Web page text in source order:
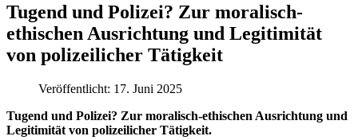
Tugend und Polizei? Zur moralisch-
ethischen Ausrichtung und Legitimität
von polizeilicher Tätigkeit
Veröffentlicht: 17. Juni 2025
Tugend und Polizei? Zur moralisch-ethischen Ausrichtung und
Legitimität von polizeilicher Tätigkeit.